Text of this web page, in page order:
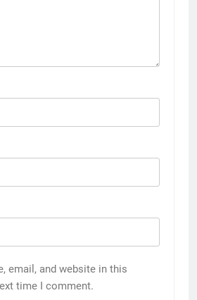
email, and website in this
time I comment.